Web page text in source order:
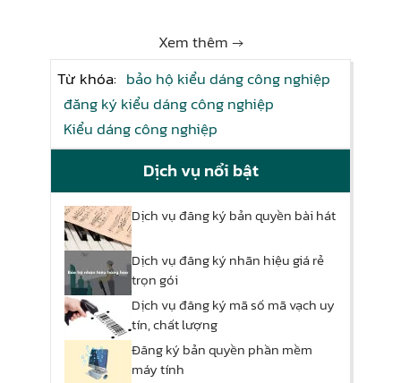
Xem thêm →
Từ khóa: bảo hộ kiểu dáng công nghiệp
đăng ký kiểu dáng công nghiệp
Kiểu dáng công nghiệp
Dịch vụ nổi bật
Dịch vụ đăng ký bản quyền bài hát
Dịch vụ đăng ký nhãn hiệu giá rẻ
trọn gói
Dịch vụ đăng ký mã số mã vạch uy
tín, chất lượng
Đăng ký bản quyền phần mềm
máy tính